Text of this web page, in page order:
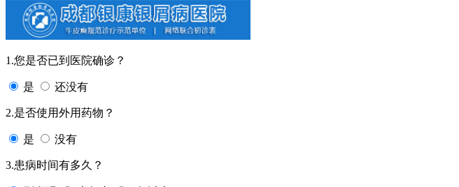
1.您是否已到医院确诊？
是 还没有
2.是否使用外用药物？
是 没有
3.患病时间有多久？